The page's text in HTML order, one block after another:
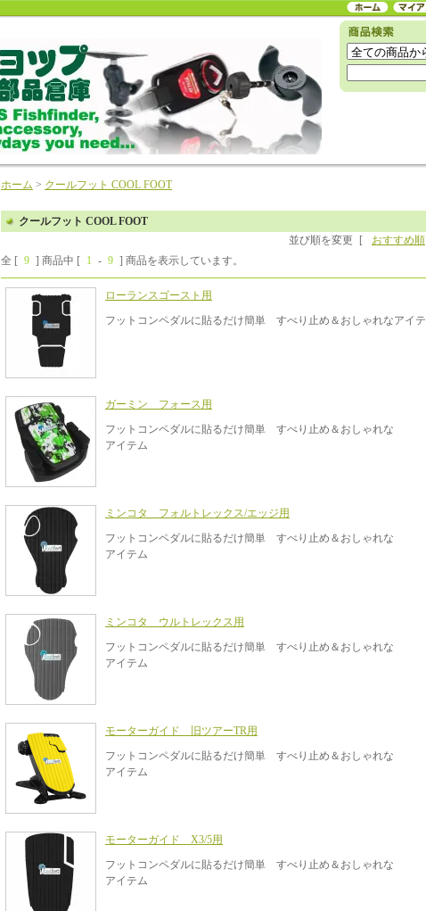
ホーム > クールフット COOL FOOT
クールフット COOL FOOT
並び順を変更
[ おすすめ順
全 [ 9 ] 商品中 [ 1 - 9 ] 商品を表示しています。
ローランスゴースト用
フットコンペダルに貼るだけ簡単 すべり止め＆おしゃれなアイ
ガーミン フォース用
フットコンペダルに貼るだけ簡単 すべり止め＆おしゃれな
アイテム
ミンコタ フォルトレックス/エッジ用
フットコンペダルに貼るだけ簡単 すべり止め＆おしゃれな
アイテム
ミンコタ ウルトレックス用
フットコンペダルに貼るだけ簡単 すべり止め＆おしゃれな
アイテム
モーターガイド 旧ツアーTR用
フットコンペダルに貼るだけ簡単 すべり止め＆おしゃれな
アイテム
モーターガイド X3/5用
フットコンペダルに貼るだけ簡単 すべり止め＆おしゃれな
アイテム